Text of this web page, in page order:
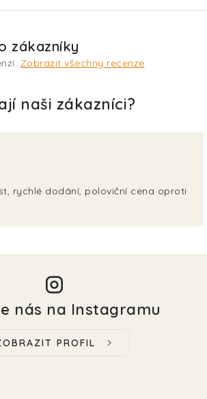
zákazníky
Zobrazit všechny recenze
rychlé dodání, poloviční cena oproti
nás na Instagramu
PROFIL